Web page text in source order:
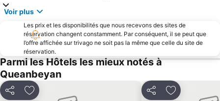
Voir plus
Les prix et les disponibilités que nous recevons des sites de
réservation changent constamment. Par conséquent, il se peut que
l’offre affichée sur trivago ne soit pas la même que celle du site de
réservation.
Parmi les Hôtels les mieux notés à
Queanbeyan
PartagerAjouter à mes favoris PartagerAjouter à